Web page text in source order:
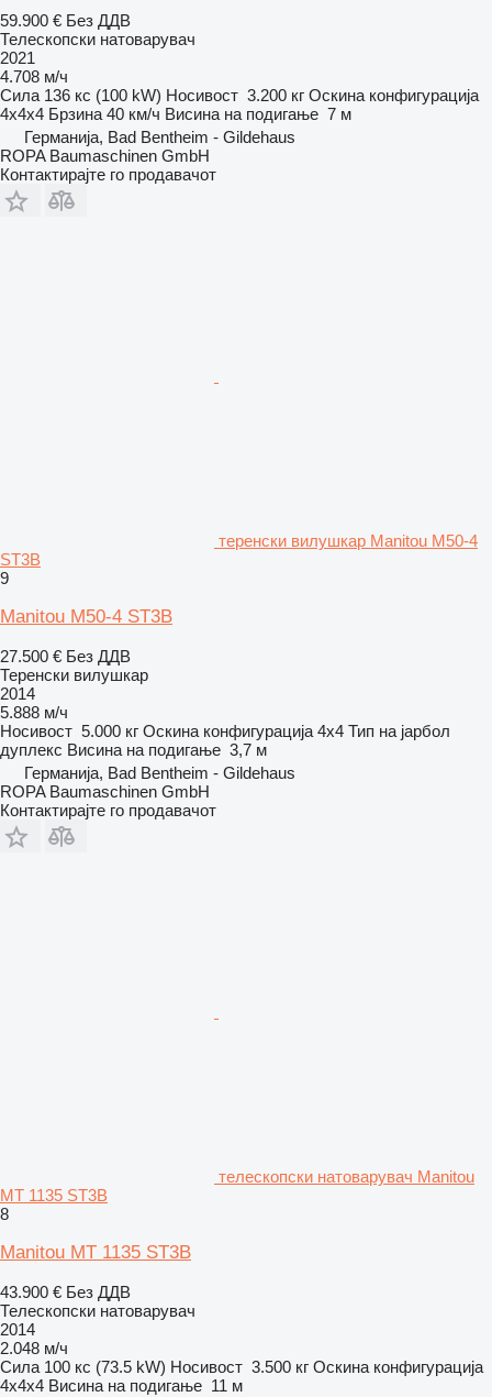
59.900 € Без ДДВ
Телескопски натоварувач
2021
4.708 м/ч
Сила 136 кс (100 kW) Носивост 3.200 кг Оскина конфигурација
4x4x4 Брзина 40 км/ч Висина на подигање 7 м
Германија, Bad Bentheim - Gildehaus
ROPA Baumaschinen GmbH
Контактирајте го продавачот
теренски вилушкар Manitou M50-4
ST3B
9
Manitou M50-4 ST3B
27.500 € Без ДДВ
Теренски вилушкар
2014
5.888 м/ч
Носивост 5.000 кг Оскина конфигурација 4x4 Тип на јарбол
дуплекс Висина на подигање 3,7 м
Германија, Bad Bentheim - Gildehaus
ROPA Baumaschinen GmbH
Контактирајте го продавачот
телескопски натоварувач Manitou
MT 1135 ST3B
8
Manitou MT 1135 ST3B
43.900 € Без ДДВ
Телескопски натоварувач
2014
2.048 м/ч
Сила 100 кс (73.5 kW) Носивост 3.500 кг Оскина конфигурација
4x4x4 Висина на подигање 11 м